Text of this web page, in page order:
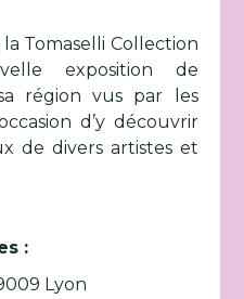
Tomaselli Collection
exposition de
région vus par les
d’y découvrir
de divers artistes et
:
Lyon